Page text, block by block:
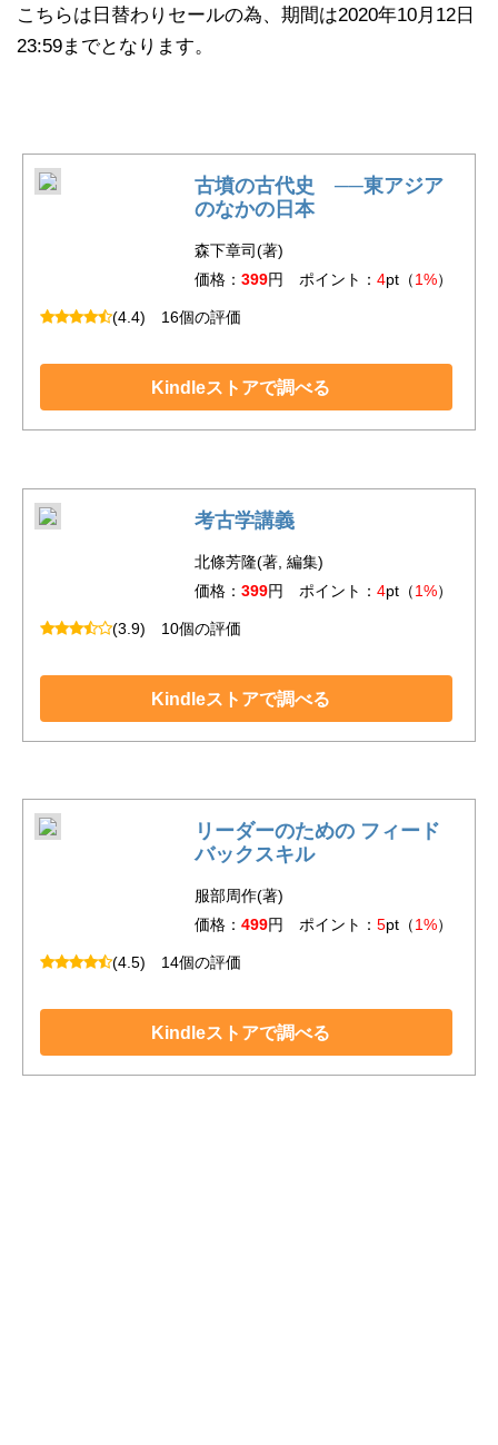
こちらは日替わりセールの為、期間は2020年10月12日
23:59までとなります。
古墳の古代史 ──東アジア
のなかの日本
森下章司(著)
価格： 399円 ポイント： 4pt（1%）
(4.4) 16個の評価
Kindleストアで調べる
考古学講義
北條芳隆(著, 編集)
価格： 399円 ポイント： 4pt（1%）
(3.9) 10個の評価
Kindleストアで調べる
リーダーのための フィード
バックスキル
服部周作(著)
価格： 499円 ポイント： 5pt（1%）
(4.5) 14個の評価
Kindleストアで調べる